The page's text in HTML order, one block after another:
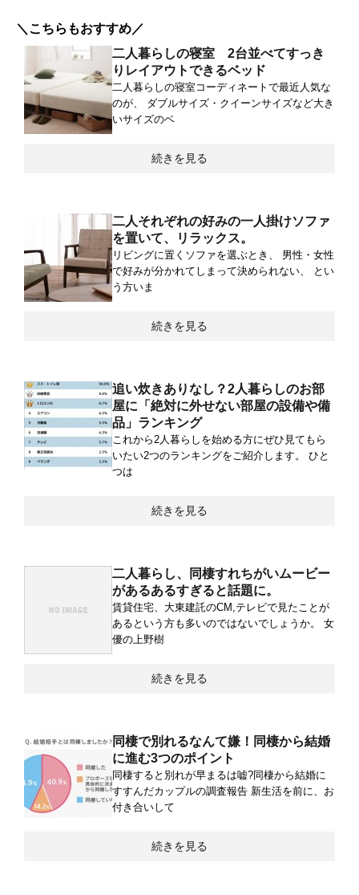
＼こちらもおすすめ／
二人暮らしの寝室 2台並べてすっき
りレイアウトできるベッド
二人暮らしの寝室コーディネートで最近人気な
のが、 ダブルサイズ・クイーンサイズなど大き
いサイズのベ
続きを見る
二人それぞれの好みの一人掛けソファ
を置いて、リラックス。
リビングに置くソファを選ぶとき、 男性・女性
で好みが分かれてしまって決められない、 とい
う方いま
続きを見る
追い炊きありなし？2人暮らしのお部
屋に「絶対に外せない部屋の設備や備
品」ランキング
これから2人暮らしを始める方にぜひ見てもら
いたい2つのランキングをご紹介します。 ひと
つは
続きを見る
二人暮らし、同棲すれちがいムービー
があるあるすぎると話題に。
賃貸住宅、大東建託のCM,テレビで見たことが
あるという方も多いのではないでしょうか。 女
優の上野樹
続きを見る
同棲で別れるなんて嫌！同棲から結婚
に進む3つのポイント
同棲すると別れが早まるは嘘?同棲から結婚に
すすんだカップルの調査報告 新生活を前に、お
付き合いして
続きを見る